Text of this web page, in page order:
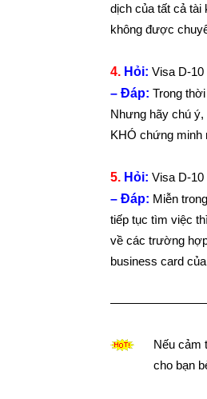
dịch của tất cả tài
không được
4. Hỏi: Visa D-
– Đáp: Trong
Nhưng hãy chú
KHÓ chứng minh
5. Hỏi: Visa D-10
– Đáp: Miễn
tiếp tục tìm việc
về các trường
business card
Nếu cảm
cho bạn